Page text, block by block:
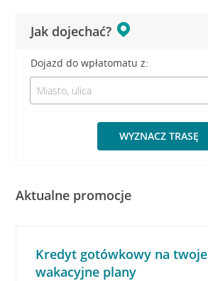
Jak dojechać?
Dojazd do wpłatomatu z:
WYZNACZ TRASĘ
Aktualne promocje
Kredyt gotówkowy na twoje
wakacyjne plany